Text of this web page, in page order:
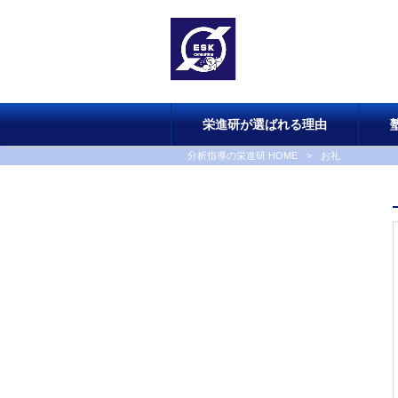
栄進研が選ばれる理由
分析指導の栄進研 HOME > お礼